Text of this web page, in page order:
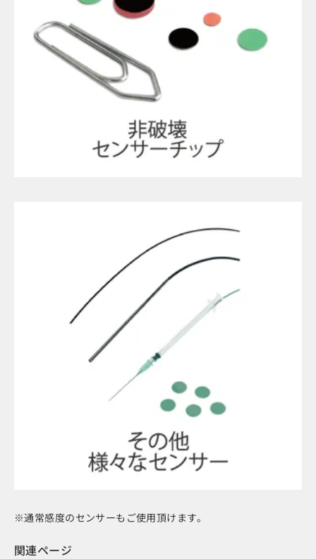
※通常感度のセンサーもご使用頂けます。
関連ページ